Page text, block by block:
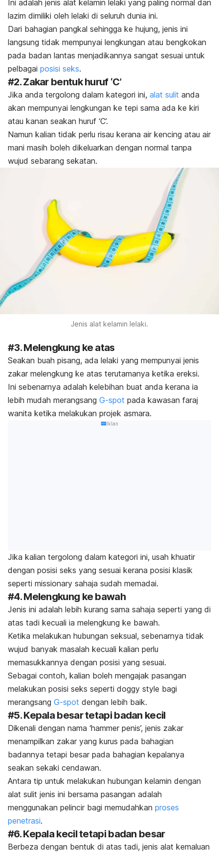
Ini adalah jenis alat kelamin lelaki yang paling normal dan
lazim dimiliki oleh lelaki di seluruh dunia ini.
Dari bahagian pangkal sehingga ke hujung, jenis ini
langsung tidak mempunyai lengkungan atau bengkokan
pada badan lantas menjadikannya sangat sesuai untuk
pelbagai posisi seks.
#2. Zakar bentuk huruf ‘C’
Jika anda tergolong dalam kategori ini, alat sulit anda
akan mempunyai lengkungan ke tepi sama ada ke kiri
atau kanan seakan huruf ‘C’.
Namun kalian tidak perlu risau kerana air kencing atau air
mani masih boleh dikeluarkan dengan normal tanpa
wujud sebarang sekatan.
Jenis alat kelamin lelaki.
#3. Melengkung ke atas
Seakan buah pisang, ada lelaki yang mempunyai jenis
zakar melengkung ke atas terutamanya ketika ereksi.
Ini sebenarnya adalah kelebihan buat anda kerana ia
lebih mudah merangsang G-spot pada kawasan faraj
wanita ketika melakukan projek asmara.
Iklan
Jika kalian tergolong dalam kategori ini, usah khuatir
dengan posisi seks yang sesuai kerana posisi klasik
seperti missionary sahaja sudah memadai.
#4. Melengkung ke bawah
Jenis ini adalah lebih kurang sama sahaja seperti yang di
atas tadi kecuali ia melengkung ke bawah.
Ketika melakukan hubungan seksual, sebenarnya tidak
wujud banyak masalah kecuali kalian perlu
memasukkannya dengan posisi yang sesuai.
Sebagai contoh, kalian boleh mengajak pasangan
melakukan posisi seks seperti doggy style bagi
merangsang G-spot dengan lebih baik.
#5. Kepala besar tetapi badan kecil
Dikenali dengan nama ‘hammer penis’, jenis zakar
menampilkan zakar yang kurus pada bahagian
badannya tetapi besar pada bahagian kepalanya
seakan sekaki cendawan.
Antara tip untuk melakukan hubungan kelamin dengan
alat sulit jenis ini bersama pasangan adalah
menggunakan pelincir bagi memudahkan proses
penetrasi.
#6. Kepala kecil tetapi badan besar
Berbeza dengan bentuk di atas tadi, jenis alat kemaluan